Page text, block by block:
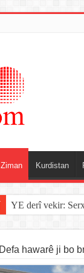
Ziman Kurdistan
YE derî vekir:
Sînorê di navbera
Defa hawarê ji bo